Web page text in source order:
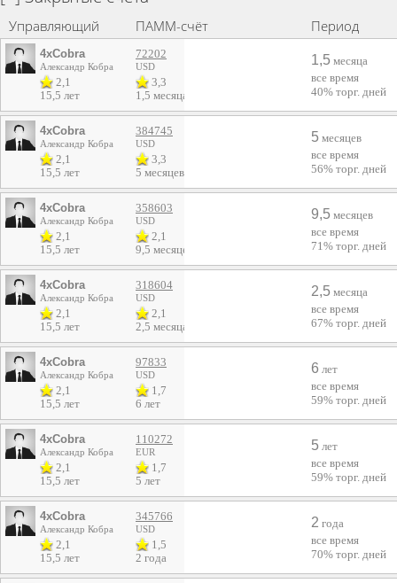
Управляющий ПАММ-счёт Период
4xCobra
Александр Кобра
2,1
15,5 лет
72202
USD
3,3
1,5 месяца
1,5 месяца
все время
40% торг. дней
4xCobra
Александр Кобра
2,1
15,5 лет
384745
USD
3,3
5 месяцев
5 месяцев
все время
56% торг. дней
4xCobra
Александр Кобра
2,1
15,5 лет
358603
USD
2,1
9,5 месяцев
9,5 месяцев
все время
71% торг. дней
4xCobra
Александр Кобра
2,1
15,5 лет
318604
USD
2,1
2,5 месяца
2,5 месяца
все время
67% торг. дней
4xCobra
Александр Кобра
2,1
15,5 лет
97833
USD
1,7
6 лет
6 лет
все время
59% торг. дней
4xCobra
Александр Кобра
2,1
15,5 лет
110272
EUR
1,7
5 лет
5 лет
все время
59% торг. дней
4xCobra
Александр Кобра
2,1
15,5 лет
345766
USD
1,5
2 года
2 года
все время
70% торг. дней